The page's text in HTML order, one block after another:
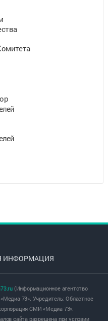
ИНФОРМАЦИЯ
(Информационное агентство
73». Учредитель: Областное
СМИ «Медиа 73».
сайта разрешена при условии